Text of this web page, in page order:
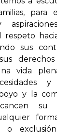
para
respeto
sus
vida
y
y la
su
o